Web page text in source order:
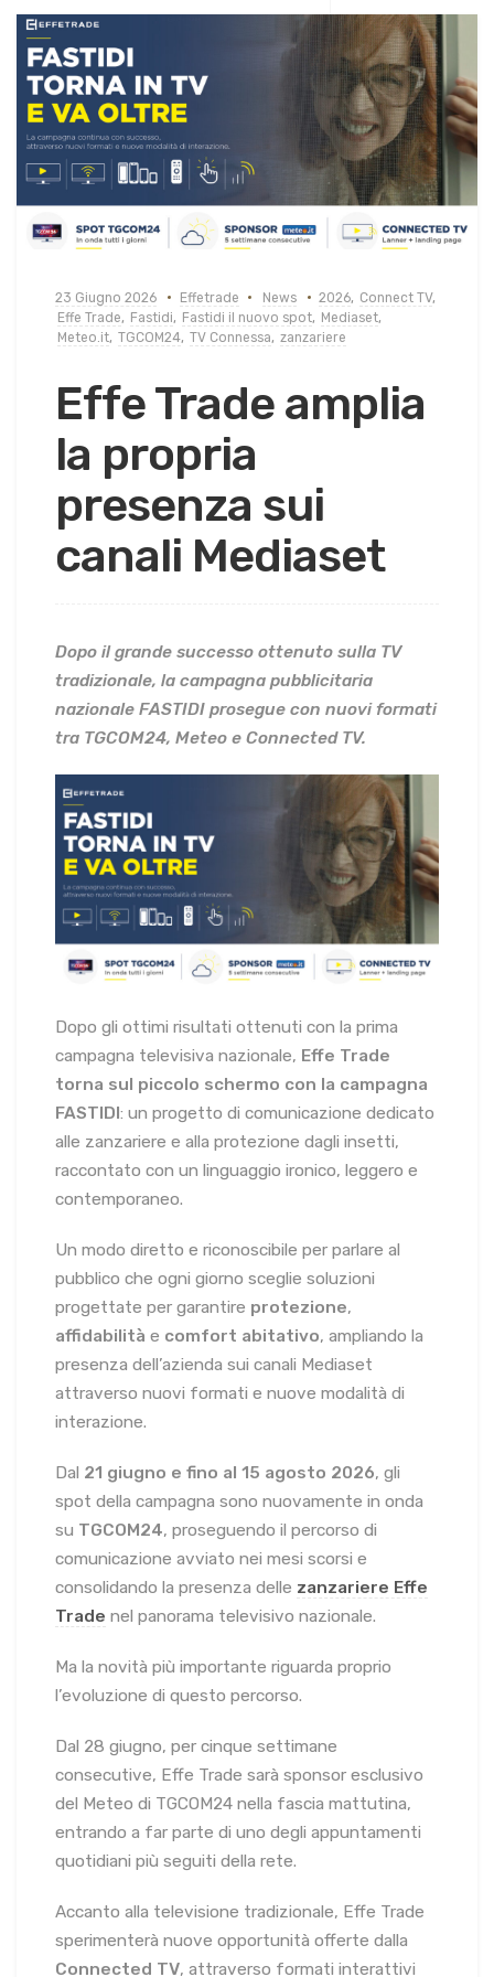
23 Giugno 2026 Effetrade News 2026, Connect TV,
Effe Trade, Fastidi, Fastidi il nuovo spot, Mediaset,
Meteo.it, TGCOM24, TV Connessa, zanzariere
Effe Trade amplia
la propria
presenza sui
canali Mediaset
Dopo il grande successo ottenuto sulla TV
tradizionale, la campagna pubblicitaria
nazionale FASTIDI prosegue con nuovi formati
tra TGCOM24, Meteo e Connected TV.
Dopo gli ottimi risultati ottenuti con la prima
campagna televisiva nazionale, Effe Trade
torna sul piccolo schermo con la campagna
FASTIDI: un progetto di comunicazione dedicato
alle zanzariere e alla protezione dagli insetti,
raccontato con un linguaggio ironico, leggero e
contemporaneo.
Un modo diretto e riconoscibile per parlare al
pubblico che ogni giorno sceglie soluzioni
progettate per garantire protezione,
affidabilità e comfort abitativo, ampliando la
presenza dell’azienda sui canali Mediaset
attraverso nuovi formati e nuove modalità di
interazione.
Dal 21 giugno e fino al 15 agosto 2026, gli
spot della campagna sono nuovamente in onda
su TGCOM24, proseguendo il percorso di
comunicazione avviato nei mesi scorsi e
consolidando la presenza delle zanzariere Effe
Trade nel panorama televisivo nazionale.
Ma la novità più importante riguarda proprio
l’evoluzione di questo percorso.
Dal 28 giugno, per cinque settimane
consecutive, Effe Trade sarà sponsor esclusivo
del Meteo di TGCOM24 nella fascia mattutina,
entrando a far parte di uno degli appuntamenti
quotidiani più seguiti della rete.
Accanto alla televisione tradizionale, Effe Trade
sperimenterà nuove opportunità offerte dalla
Connected TV, attraverso formati interattivi